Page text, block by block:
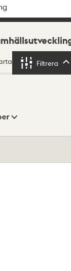
Filtrera